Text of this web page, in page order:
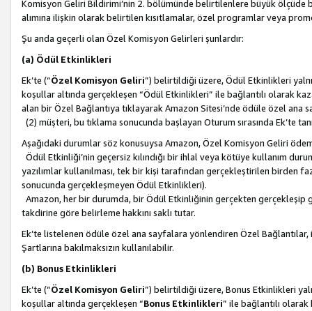
Komisyon Geliri Bildirimi’nin 2. bölümünde belirtilenlere büyük ölçüde
alımına ilişkin olarak belirtilen kısıtlamalar, özel programlar veya
Şu anda geçerli olan Özel Komisyon Gelirleri şunlardır:
(a) Ödül Etkinlikleri
Ek’te (“Özel Komisyon Geliri”) belirtildiği üzere, Ödül Etkinlikleri
koşullar altında gerçekleşen “Ödül Etkinlikleri” ile bağlantılı olarak
alan bir Özel Bağlantıya tıklayarak Amazon Sitesi’nde ödüle özel ana
(2) müşteri, bu tıklama sonucunda başlayan Oturum sırasında Ek’te
Aşağıdaki durumlar söz konusuysa Amazon, Özel Komisyon Geliri
Ödül Etkinliği’nin geçersiz kılındığı bir ihlal veya kötüye kullanım
yazılımlar kullanılması, tek bir kişi tarafından gerçekleştirilen
sonucunda gerçekleşmeyen Ödül Etkinlikleri).
Amazon, her bir durumda, bir Ödül Etkinliğinin gerçekten gerçekleşip
takdirine göre belirleme hakkını saklı tutar.
Ek’te listelenen ödüle özel ana sayfalara yönlendiren Özel
Şartlarına bakılmaksızın kullanılabilir.
(b) Bonus Etkinlikleri
Ek’te (“Özel Komisyon Geliri”) belirtildiği üzere, Bonus Etkinlikleri
koşullar altında gerçekleşen “Bonus Etkinlikleri” ile bağlantılı olarak